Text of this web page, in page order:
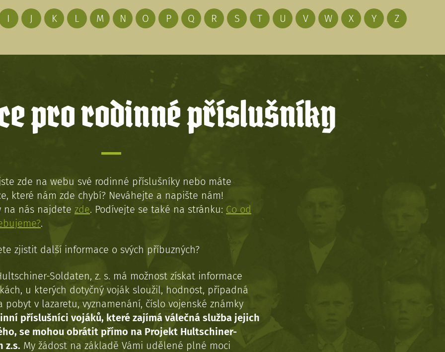
I J K L M N O P Q R S T U V W X Y Z
pro rodinné příslušníky
zde na webu své rodinné příslušníky nebo máte
které nám zde chybí? Neváhejte a napište nám!
na nás najdete zde. Podívejte se také na stránku: Co od
.
zjistit další informace o svých příbuzných?
Soldaten, z. s. má možnost získat informace
u kterých dotyčný voják sloužil, hodnost, případná
pobyt v lazaretu, vyznamenání, číslo vojenské známky
příslušníci vojáků, které zajímá válečná služba jejich
se mohou obrátit přímo na Projekt Hultschiner-
z.s. My žádost na základě Vámi udělené plné moci